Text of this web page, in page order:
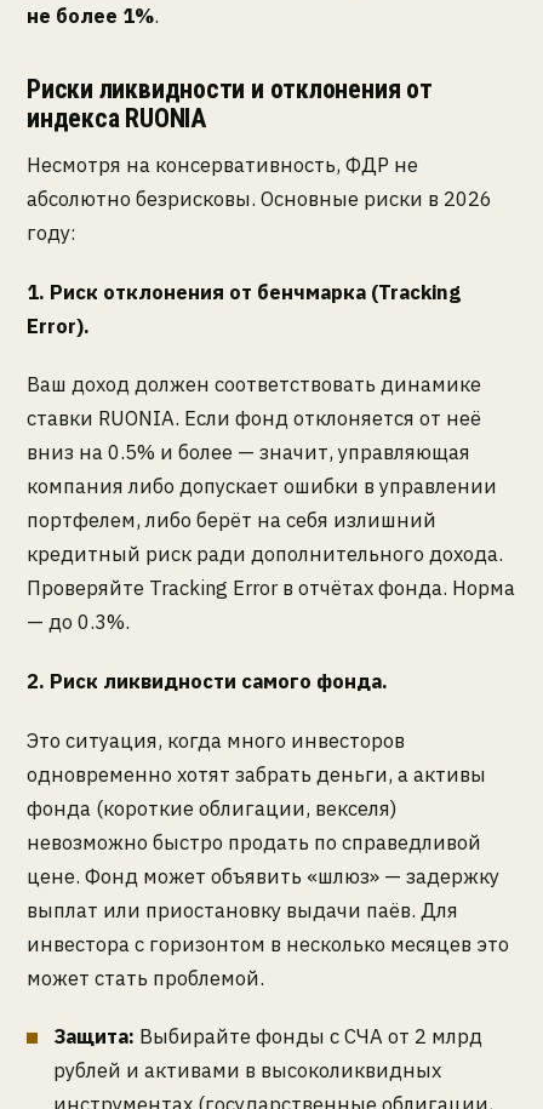
не более 1%.
Риски ликвидности и отклонения от
индекса RUONIA
Несмотря на консервативность, ФДР не
абсолютно безрисковы. Основные риски в 2026
году:
1. Риск отклонения от бенчмарка (Tracking
Error).
Ваш доход должен соответствовать динамике
ставки RUONIA. Если фонд отклоняется от неё
вниз на 0.5% и более — значит, управляющая
компания либо допускает ошибки в управлении
портфелем, либо берёт на себя излишний
кредитный риск ради дополнительного дохода.
Проверяйте Tracking Error в отчётах фонда. Норма
— до 0.3%.
2. Риск ликвидности самого фонда.
Это ситуация, когда много инвесторов
одновременно хотят забрать деньги, а активы
фонда (короткие облигации, векселя)
невозможно быстро продать по справедливой
цене. Фонд может объявить «шлюз» — задержку
выплат или приостановку выдачи паёв. Для
инвестора с горизонтом в несколько месяцев это
может стать проблемой.
Защита: Выбирайте фонды с СЧА от 2 млрд
рублей и активами в высоколиквидных